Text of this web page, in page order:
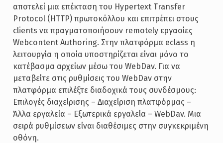
αποτελεί μια επέκταση του Hypertext Transfer
Protocol (HTTP) πρωτοκόλλου και επιτρέπει στους
clients να πραγματοποιήσουν remotely εργασίες
Webcontent Authoring. Στην πλατφόρμα eclass η
λειτουργία η οποία υποστηρίζεται είναι μόνο το
κατέβασμα αρχείων μέσω του WebDav. Για να
μεταβείτε στις ρυθμίσεις του WebDav στην
πλατφόρμα επιλέξτε διαδοχικά τους συνδέσμους:
Επιλογές διαχείρισης – Διαχείριση πλατφόρμας –
Άλλα εργαλεία – Εξωτερικά εργαλεία – WebDav. Μια
σειρά ρυθμίσεων είναι διαθέσιμες στην συγκεκριμένη
οθόνη.